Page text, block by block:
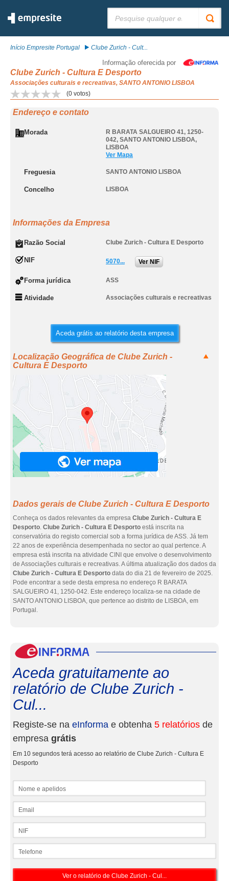
Início Empresite Portugal Clube Zurich - Cult...
Informação oferecida por
Clube Zurich - Cultura E Desporto
Associações culturais e recreativas, SANTO ANTONIO LISBOA
(0 votos)
Endereço e contato
Morada
R BARATA SALGUEIRO 41, 1250-
042, SANTO ANTONIO LISBOA,
LISBOA
Ver Mapa
Freguesia SANTO ANTONIO LISBOA
Concelho LISBOA
Informações da Empresa
Razão Social Clube Zurich - Cultura E Desporto
NIF 5070... Ver NIF
Forma jurídica ASS
Atividade Associações culturais e recreativas
Aceda grátis ao relatório desta empresa
Localização Geográfica de Clube Zurich -
Cultura E Desporto
Dados gerais de Clube Zurich - Cultura E Desporto
Conheça os dados relevantes da empresa Clube Zurich - Cultura E
Desporto. Clube Zurich - Cultura E Desporto está inscrita na
conservatória do registo comercial sob a forma jurídica de ASS. Já tem
22 anos de experiência desempenhada no sector ao qual pertence. A
empresa está inscrita na atividade CINI que envolve o desenvolvimento
de Associações culturais e recreativas. A última atualização dos dados da
Clube Zurich - Cultura E Desporto data do dia 21 de fevereiro de 2025.
Pode encontrar a sede desta empresa no endereço R BARATA
SALGUEIRO 41, 1250-042. Este endereço localiza-se na cidade de
SANTO ANTONIO LISBOA, que pertence ao distrito de LISBOA, em
Portugal.
Aceda gratuitamente ao
relatório de Clube Zurich -
Cul...
Registe-se na eInforma e obtenha 5 relatórios de
empresa grátis
Em 10 segundos terá acesso ao relatório de Clube Zurich - Cultura E
Desporto